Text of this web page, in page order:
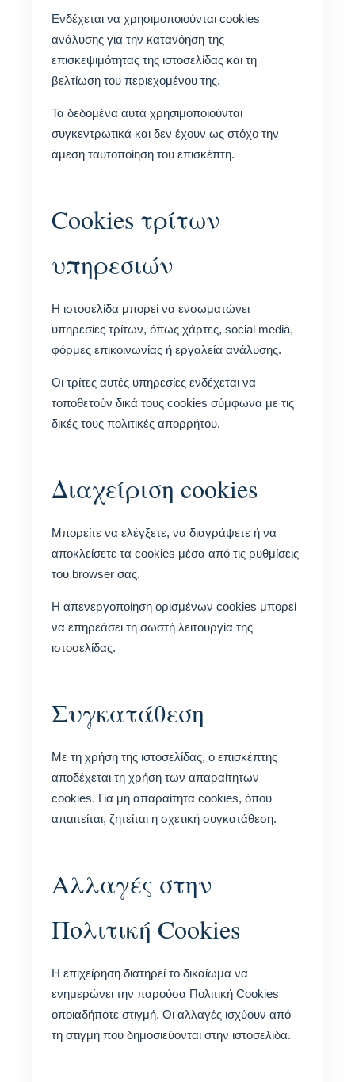
Ενδέχεται να χρησιμοποιούνται cookies
ανάλυσης για την κατανόηση της
επισκεψιμότητας της ιστοσελίδας και τη
βελτίωση του περιεχομένου της.
Τα δεδομένα αυτά χρησιμοποιούνται
συγκεντρωτικά και δεν έχουν ως στόχο την
άμεση ταυτοποίηση του επισκέπτη.
Cookies τρίτων
υπηρεσιών
Η ιστοσελίδα μπορεί να ενσωματώνει
υπηρεσίες τρίτων, όπως χάρτες, social media,
φόρμες επικοινωνίας ή εργαλεία ανάλυσης.
Οι τρίτες αυτές υπηρεσίες ενδέχεται να
τοποθετούν δικά τους cookies σύμφωνα με τις
δικές τους πολιτικές απορρήτου.
Διαχείριση cookies
Μπορείτε να ελέγξετε, να διαγράψετε ή να
αποκλείσετε τα cookies μέσα από τις ρυθμίσεις
του browser σας.
Η απενεργοποίηση ορισμένων cookies μπορεί
να επηρεάσει τη σωστή λειτουργία της
ιστοσελίδας.
Συγκατάθεση
Με τη χρήση της ιστοσελίδας, ο επισκέπτης
αποδέχεται τη χρήση των απαραίτητων
cookies. Για μη απαραίτητα cookies, όπου
απαιτείται, ζητείται η σχετική συγκατάθεση.
Αλλαγές στην
Πολιτική Cookies
Η επιχείρηση διατηρεί το δικαίωμα να
ενημερώνει την παρούσα Πολιτική Cookies
οποιαδήποτε στιγμή. Οι αλλαγές ισχύουν από
τη στιγμή που δημοσιεύονται στην ιστοσελίδα.